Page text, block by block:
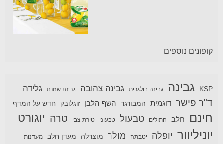
קופונים נוספים
KSP גבינה גבינה בולגרית גבינה צהובה גבינת שמנת גלידה
ד"ר פישר דוגמית המבורגר השף הלבן זוגלובק חדש על המדף
חינם חלב חתולים טבעול טבעוני טירת צבי טרה יוגורט
יוניליוור יופלה יטבתה מולר מוצרלה מעדן חלב מעדנות